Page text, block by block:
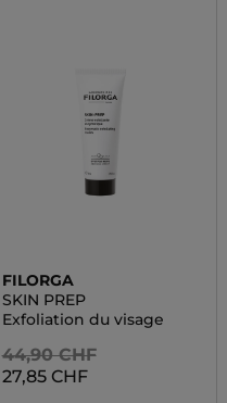
FILORGA
SKIN PREP
Exfoliation du visage
44,90 CHF
27,85 CHF